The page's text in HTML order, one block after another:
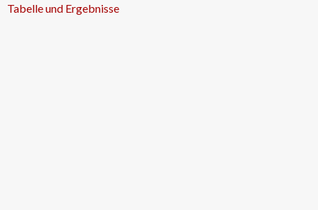
Tabelle und Ergebnisse